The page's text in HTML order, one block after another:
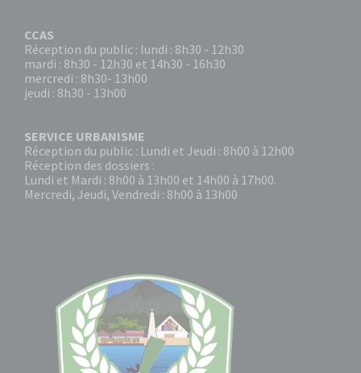
CCAS
Réception du public : lundi : 8h30 - 12h30
mardi : 8h30 - 12h30 et 14h30 - 16h30
mercredi : 8h30- 13h00
jeudi : 8h30 - 13h00
SERVICE URBANISME
Réception du public : Lundi et Jeudi : 8h00 à 12h00
Réception des dossiers :
Lundi et Mardi : 8h00 à 13h00 et 14h00 à 17h00.
Mercredi, Jeudi, Vendredi : 8h00 à 13h00